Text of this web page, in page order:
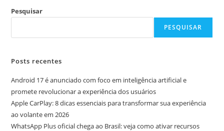
Pesquisar
PESQUISAR
Posts recentes
Android 17 é anunciado com foco em inteligência artificial e
promete revolucionar a experiência dos usuários
Apple CarPlay: 8 dicas essenciais para transformar sua experiência
ao volante em 2026
WhatsApp Plus oficial chega ao Brasil: veja como ativar recursos